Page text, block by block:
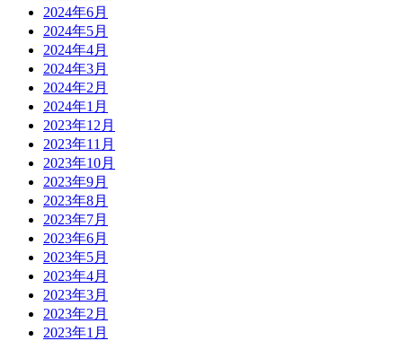
2024年6月
2024年5月
2024年4月
2024年3月
2024年2月
2024年1月
2023年12月
2023年11月
2023年10月
2023年9月
2023年8月
2023年7月
2023年6月
2023年5月
2023年4月
2023年3月
2023年2月
2023年1月